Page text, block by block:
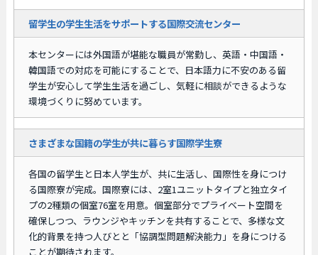
留学生の学生生活をサポートする国際交流センター
本センターには外国語が堪能な職員が常勤し、英語・中国語・
韓国語での対応を可能にすることで、日本語力に不安のある留
学生が安心して学生生活を過ごし、気軽に相談ができるような
環境づくりに努めています。
さまざまな国籍の学生が共に暮らす国際学生寮
各国の留学生と日本人学生が、共に生活し、国際性を身につけ
る国際寮が完成。国際寮には、2室1ユニットタイプと独立タイ
プの2種類の個室76室を用意。個室部分でプライベート空間を
確保しつつ、ラウンジやキッチンを共有することで、多様な文
化的背景を持つ人びとと「協調型問題解決能力」を身につける
ことが期待されます。